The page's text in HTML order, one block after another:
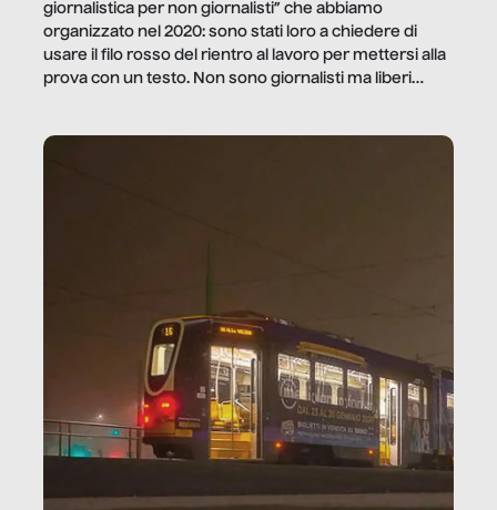
giornalistica per non giornalisti” che abbiamo
organizzato nel 2020: sono stati loro a chiedere di
usare il filo rosso del rientro al lavoro per mettersi alla
prova con un testo. Non sono giornalisti ma liberi